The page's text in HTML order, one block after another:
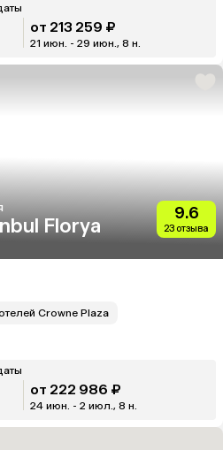
от 213 259 ₽
21 июн. - 29 июн., 8 н.
Florya
9.6
23 отзыва
Crowne Plaza
от 222 986 ₽
24 июн. - 2 июл., 8 н.